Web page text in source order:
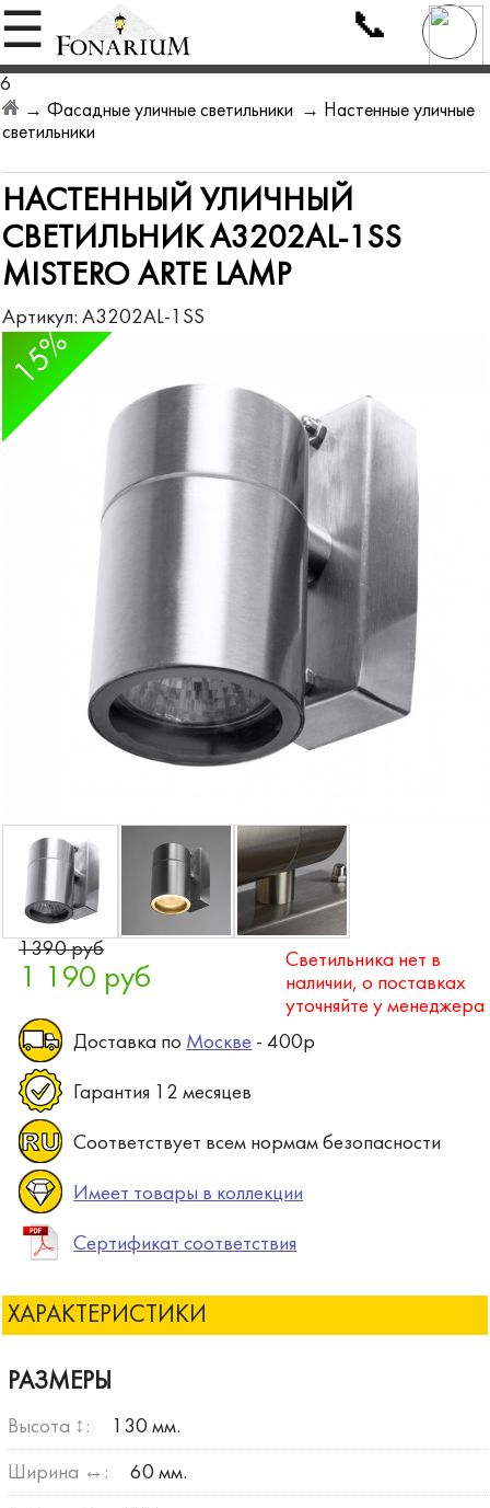
☰ 📞
6
→Фасадные уличные светильники → Настенные уличные
светильники
НАСТЕННЫЙ УЛИЧНЫЙ
СВЕТИЛЬНИК A3202AL-1SS
MISTERO ARTE LAMP
Артикул:A3202AL-1SS
15%
1390 руб
1 190 руб
Светильника нет в
наличии, о поставках
уточняйте у менеджера
Доставка по Москве - 400р
Гарантия 12 месяцев
Соответствует всем нормам безопасности
Имеет товары в коллекции
Сертификат соответствия
ХАРАКТЕРИСТИКИ
РАЗМЕРЫ
Высота ↕: 130 мм.
Ширина ↔: 60 мм.